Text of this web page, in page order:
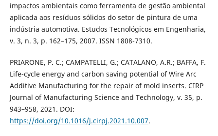
impactos ambientais como ferramenta de gestão ambiental
aplicada aos resíduos sólidos do setor de pintura de uma
indústria automotiva. Estudos Tecnológicos em Engenharia,
v. 3, n. 3, p. 162–175, 2007. ISSN 1808-7310.
PRIARONE, P. C.; CAMPATELLI, G.; CATALANO, A.R.; BAFFA, F.
Life-cycle energy and carbon saving potential of Wire Arc
Additive Manufacturing for the repair of mold inserts. CIRP
Journal of Manufacturing Science and Technology, v. 35, p.
943–958, 2021. DOI:
https://doi.org/10.1016/j.cirpj.2021.10.007.